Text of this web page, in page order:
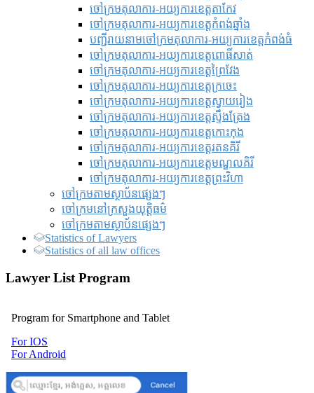
ចៅក្រមតុលាការ-អយ្យការខេត្តតាកែវ
ចៅក្រមតុលាការ-អយ្យការខេត្តកំពង់ឆ្នាំង
បញ្ជីរាយនាមចៅក្រមតុលាការ-អយ្យការខេត្តកំពង់ធំ
ចៅក្រមតុលាការ-អយ្យការខេត្តពោធិ៍សាត់
ចៅក្រមតុលាការ-អយ្យការខេត្តព្រៃវែង
ចៅក្រមតុលាការ-អយ្យការខេត្តក្រចេះ
ចៅក្រមតុលាការ-អយ្យការខេត្តស្វាយរៀង
ចៅក្រមតុលាការ-អយ្យការខេត្តស្ទឹងត្រែង
ចៅក្រមតុលាការ-អយ្យការខេត្តកោះកុង
ចៅក្រមតុលាការ-អយ្យការខេត្តរតនគិរី
ចៅក្រមតុលាការ-អយ្យការខេត្តមណ្ឌលគិរី
ចៅក្រមតុលាការ-អយ្យការខេត្តព្រះវិហា
ចៅក្រមតាមស្ថាប័នផ្សេងៗ
ចៅក្រមនៅក្រសួងយុត្តិធម៌
ចៅក្រមតាមស្ថាប័នផ្សេងៗ
Statistics of Lawyers
Statistics of all law offices
Lawyer List Program
Program for Smartphone and Tablet
For IOS
For Android